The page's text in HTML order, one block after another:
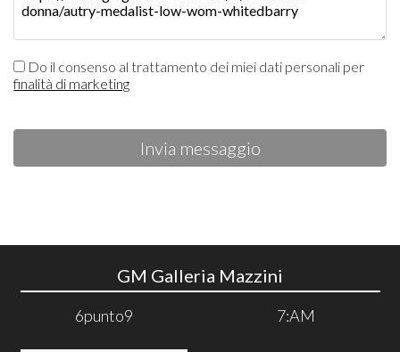
Do il consenso al trattamento dei miei dati personali per
finalità di marketing
Invia messaggio
GM Galleria Mazzini
6punto9 7:AM